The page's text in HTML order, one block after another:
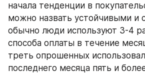
начала тенденции в
можно назвать устойчивыми и
обычно люди используют 3-4
способа оплаты в течение
треть опрошенных
последнего месяца пять и